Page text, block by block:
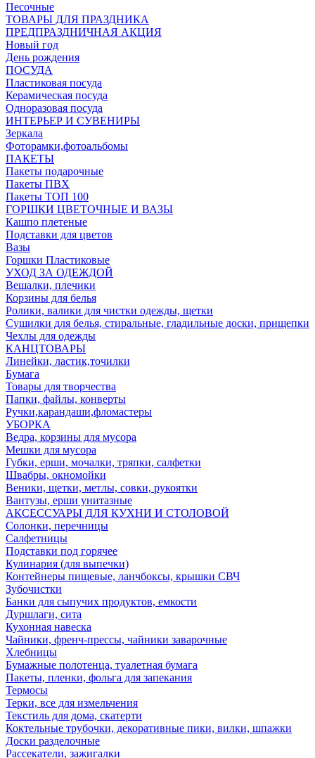
Песочные
ТОВАРЫ ДЛЯ ПРАЗДНИКА
ПРЕДПРАЗДНИЧНАЯ АКЦИЯ
Новый год
День рождения
ПОСУДА
Пластиковая посуда
Керамическая посуда
Одноразовая посуда
ИНТЕРЬЕР И СУВЕНИРЫ
Зеркала
Фоторамки,фотоальбомы
ПАКЕТЫ
Пакеты подарочные
Пакеты ПВХ
Пакеты ТОП 100
ГОРШКИ ЦВЕТОЧНЫЕ И ВАЗЫ
Кашпо плетеные
Подставки для цветов
Вазы
Горшки Пластиковые
УХОД ЗА ОДЕЖДОЙ
Вешалки, плечики
Корзины для белья
Ролики, валики для чистки одежды, щетки
Сушилки для белья, стиральные, гладильные доски, прищепки
Чехлы для одежды
КАНЦТОВАРЫ
Линейки, ластик,точилки
Бумага
Товары для творчества
Папки, файлы, конверты
Ручки,карандаши,фломастеры
УБОРКА
Ведра, корзины для мусора
Мешки для мусора
Губки, ерши, мочалки, тряпки, салфетки
Швабры, окномойки
Веники, щетки, метлы, совки, рукоятки
Вантузы, ерши унитазные
АКСЕССУАРЫ ДЛЯ КУХНИ И СТОЛОВОЙ
Солонки, перечницы
Салфетницы
Подставки под горячее
Кулинария (для выпечки)
Контейнеры пищевые, ланчбоксы, крышки СВЧ
Зубочистки
Банки для сыпучих продуктов, емкости
Дуршлаги, сита
Кухонная навеска
Чайники, френч-прессы, чайники заварочные
Хлебницы
Бумажные полотенца, туалетная бумага
Пакеты, пленки, фольга для запекания
Термосы
Терки, все для измельчения
Текстиль для дома, скатерти
Коктельные трубочки, декоративные пики, вилки, шпажки
Доски разделочные
Рассекатели, зажигалки